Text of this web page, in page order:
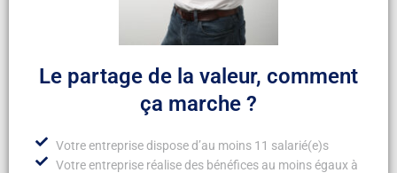
Le partage de la valeur, comment
ça marche ?
Votre entreprise dispose d’au moins 11 salarié(e)s
Votre entreprise réalise des bénéfices au moins égaux à